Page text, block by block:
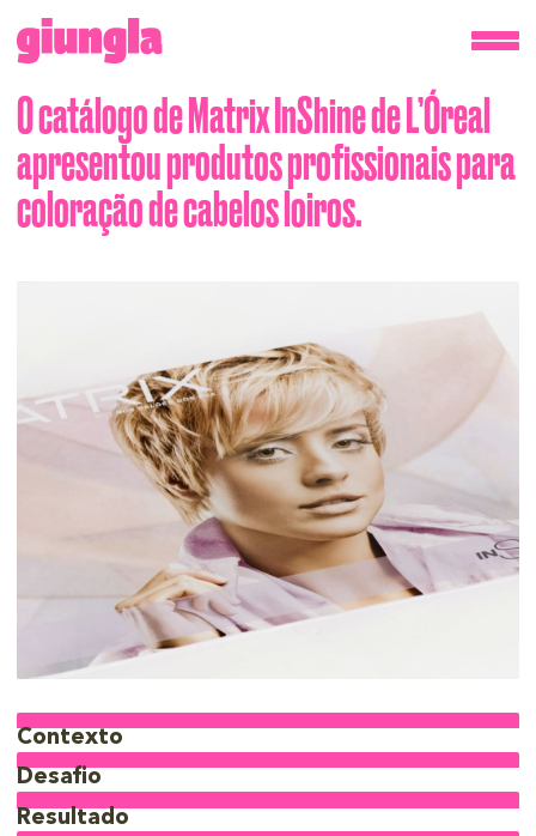
O catálogo de Matrix InShine de L’Óreal
apresentou produtos profissionais para
coloração de cabelos loiros.
Contexto
Desafio
Resultado